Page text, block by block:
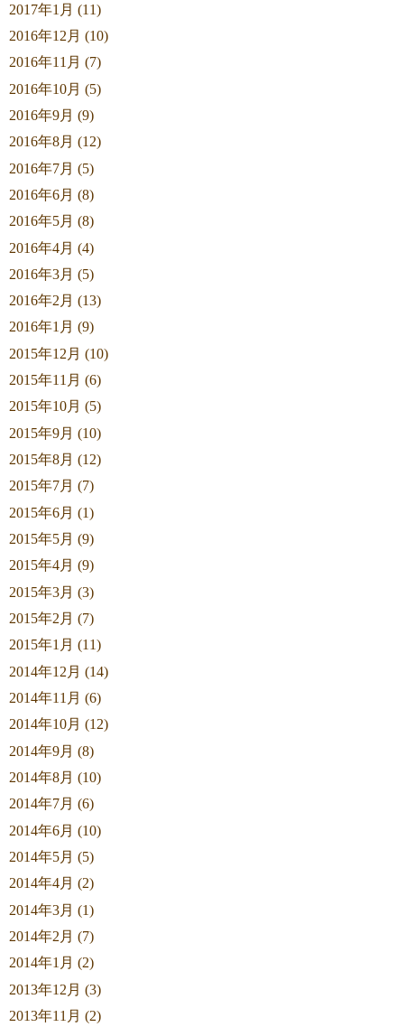
2017年1月 (11)
2016年12月 (10)
2016年11月 (7)
2016年10月 (5)
2016年9月 (9)
2016年8月 (12)
2016年7月 (5)
2016年6月 (8)
2016年5月 (8)
2016年4月 (4)
2016年3月 (5)
2016年2月 (13)
2016年1月 (9)
2015年12月 (10)
2015年11月 (6)
2015年10月 (5)
2015年9月 (10)
2015年8月 (12)
2015年7月 (7)
2015年6月 (1)
2015年5月 (9)
2015年4月 (9)
2015年3月 (3)
2015年2月 (7)
2015年1月 (11)
2014年12月 (14)
2014年11月 (6)
2014年10月 (12)
2014年9月 (8)
2014年8月 (10)
2014年7月 (6)
2014年6月 (10)
2014年5月 (5)
2014年4月 (2)
2014年3月 (1)
2014年2月 (7)
2014年1月 (2)
2013年12月 (3)
2013年11月 (2)